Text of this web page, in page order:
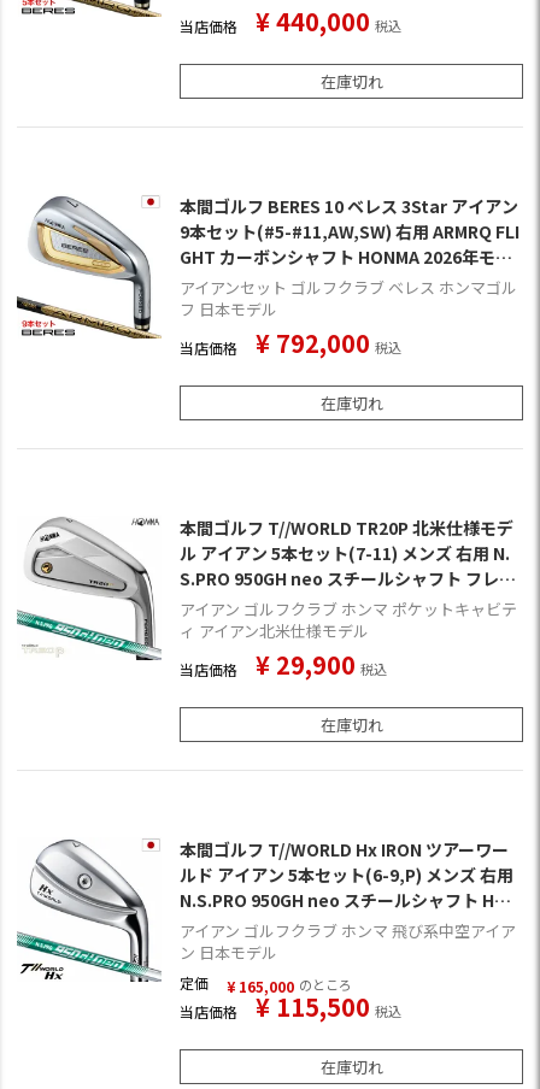
当店価格 ¥440,000 税込
在庫切れ
本間ゴルフ BERES 10 ベレス 3Star アイアン
9本セット(#5-#11,AW,SW) 右用 ARMRQ FLI
GHT カーボンシャフト HONMA 2026年モデ
ル 日本正規品 ゴルフクラブ
アイアンセット ゴルフクラブ ベレス ホンマゴル
フ 日本モデル
当店価格 ¥ 792,000 税込
在庫切れ
本間ゴルフ T//WORLD TR20P 北米仕様モデ
ル アイアン 5本セット(7-11) メンズ 右用 N.
S.PRO 950GH neo スチールシャフト フレッ
クスS HONMA 日本正規品 ゴルフクラブ
アイアン ゴルフクラブ ホンマ ポケットキャビテ
ィ アイアン北米仕様モデル
当店価格 ¥ 29,900 税込
在庫切れ
本間ゴルフ T//WORLD Hx IRON ツアーワー
ルド アイアン 5本セット(6-9,P) メンズ 右用
N.S.PRO 950GH neo スチールシャフト HON
MA 日本正規品 ゴルフクラブ
アイアン ゴルフクラブ ホンマ 飛び系中空アイア
ン 日本モデル
定価 ¥ 165,000 のところ
当店価格 ¥ 115,500 税込
在庫切れ